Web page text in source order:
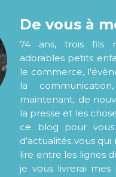
De vous à
74 ans, trois fils
adorables petits
le commerce,
la
maintenant, de
la presse et les
ce blog pour
d’actualités..vous
lire entre les lignes
je vous livrerai mes